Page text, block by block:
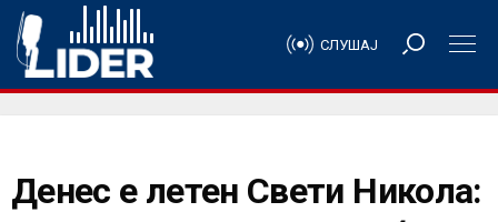
СЛУШАЈ
Денес е летен Свети Никола: